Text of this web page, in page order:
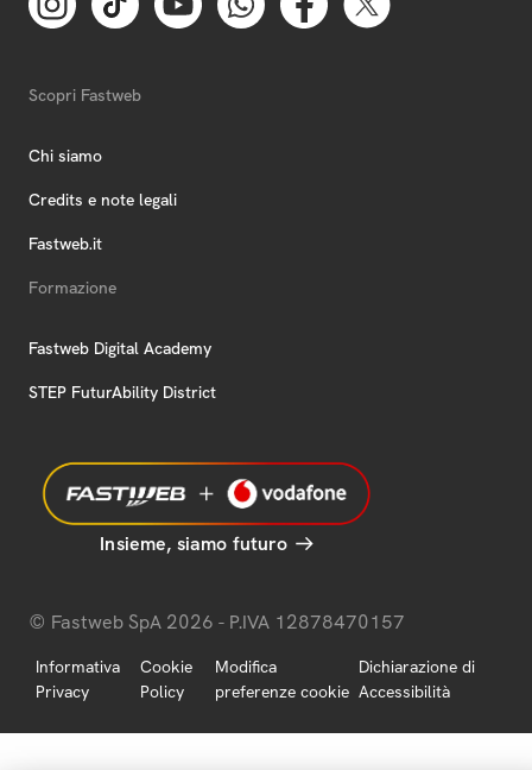
Scopri Fastweb
Chi siamo
Credits e note legali
Fastweb.it
Formazione
Fastweb Digital Academy
STEP FuturAbility District
Insieme, siamo futuro
© Fastweb SpA 2026 - P.IVA 12878470157
Informativa
Privacy
Cookie
Policy
Modifica
preferenze cookie
Dichiarazione di
Accessibilità